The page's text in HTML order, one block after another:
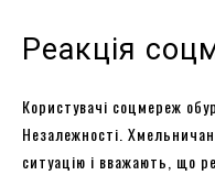
Реакція
Користувачі соцмереж
Незалежності.
ситуацію і вважають, що